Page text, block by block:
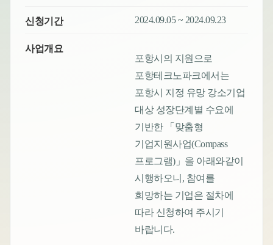
신청기간 2024.09.05 ~ 2024.09.23
사업개요
포항시의 지원으로
포항테크노파크에서는
포항시 지정 유망 강소기업
대상 성장단계별 수요에
기반한 「맞춤형
기업지원사업(Compass
프로그램)」을 아래와같이
시행하오니, 참여를
희망하는 기업은 절차에
따라 신청하여 주시기
바랍니다.